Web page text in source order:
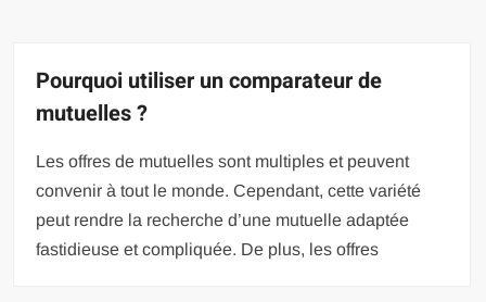
Pourquoi utiliser un comparateur de
mutuelles ?
Les offres de mutuelles sont multiples et peuvent
convenir à tout le monde. Cependant, cette variété
peut rendre la recherche d’une mutuelle adaptée
fastidieuse et compliquée. De plus, les offres